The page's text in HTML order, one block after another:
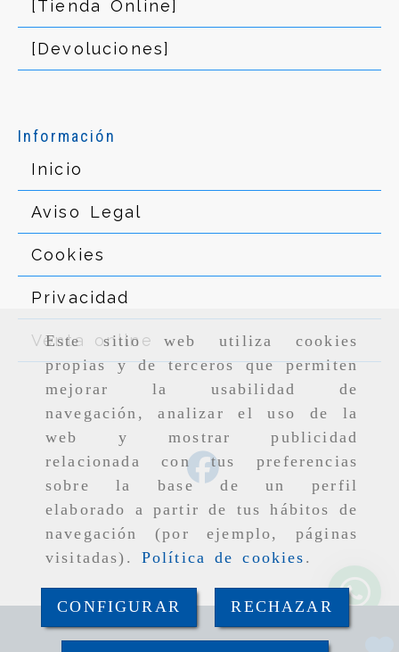
Este sitio web utiliza cookies
propias y de terceros que permiten
mejorar la usabilidad de
navegación, analizar el uso de la
web y mostrar publicidad
relacionada con tus preferencias
sobre la base de un perfil
elaborado a partir de tus hábitos de
navegación (por ejemplo, páginas
visitadas). Política de cookies .
CONFIGURAR RECHAZAR
[Tienda Online]
[Devoluciones]
Información
Inicio
Aviso Legal
Cookies
Privacidad
Venta online